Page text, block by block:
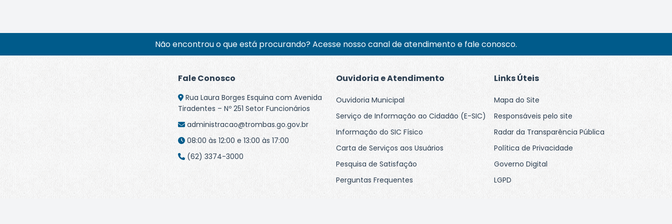
Não encontrou o que está procurando? Acesse nosso canal de atendimento e fale conosco.
Fale Conosco
Rua Laura Borges Esquina com Avenida
Tiradentes – Nº 251 Setor Funcionários
administracao@trombas.go.gov.br
08:00 às 12:00 e 13:00 às 17:00
(62) 3374-3000
Ouvidoria e Atendimento
Ouvidoria Municipal
Serviço de Informação ao Cidadão (E-SIC)
Informação do SIC Físico
Carta de Serviços aos Usuários
Pesquisa de Satisfação
Perguntas Frequentes
Links Úteis
Mapa do Site
Responsáveis pelo site
Radar da Transparência Pública
Política de Privacidade
Governo Digital
LGPD